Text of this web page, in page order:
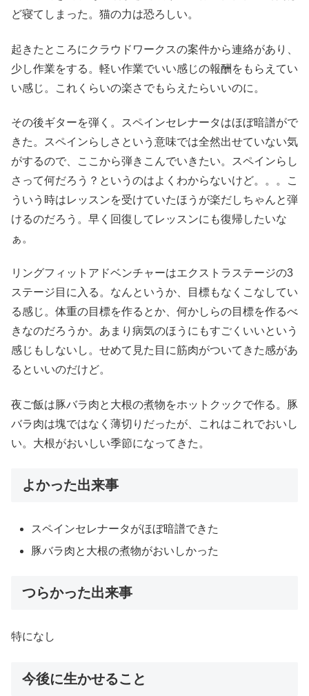
ど寝てしまった。猫の力は恐ろしい。
起きたところにクラウドワークスの案件から連絡があり、
少し作業をする。軽い作業でいい感じの報酬をもらえてい
い感じ。これくらいの楽さでもらえたらいいのに。
その後ギターを弾く。スペインセレナータはほぼ暗譜がで
きた。スペインらしさという意味では全然出せていない気
がするので、ここから弾きこんでいきたい。スペインらし
さって何だろう？というのはよくわからないけど。。。こ
ういう時はレッスンを受けていたほうが楽だしちゃんと弾
けるのだろう。早く回復してレッスンにも復帰したいな
ぁ。
リングフィットアドベンチャーはエクストラステージの3
ステージ目に入る。なんというか、目標もなくこなしてい
る感じ。体重の目標を作るとか、何かしらの目標を作るべ
きなのだろうか。あまり病気のほうにもすごくいいという
感じもしないし。せめて見た目に筋肉がついてきた感があ
るといいのだけど。
夜ご飯は豚バラ肉と大根の煮物をホットクックで作る。豚
バラ肉は塊ではなく薄切りだったが、これはこれでおいし
い。大根がおいしい季節になってきた。
よかった出来事
スペインセレナータがほぼ暗譜できた
豚バラ肉と大根の煮物がおいしかった
つらかった出来事
特になし
今後に生かせること